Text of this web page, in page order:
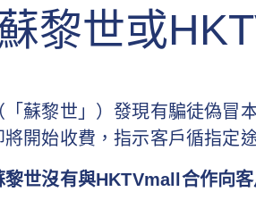
黎世或
蘇黎世」）發現有騙徒偽冒
開始收費，指示客戶循指定
黎世沒有與HKTVmall合作向